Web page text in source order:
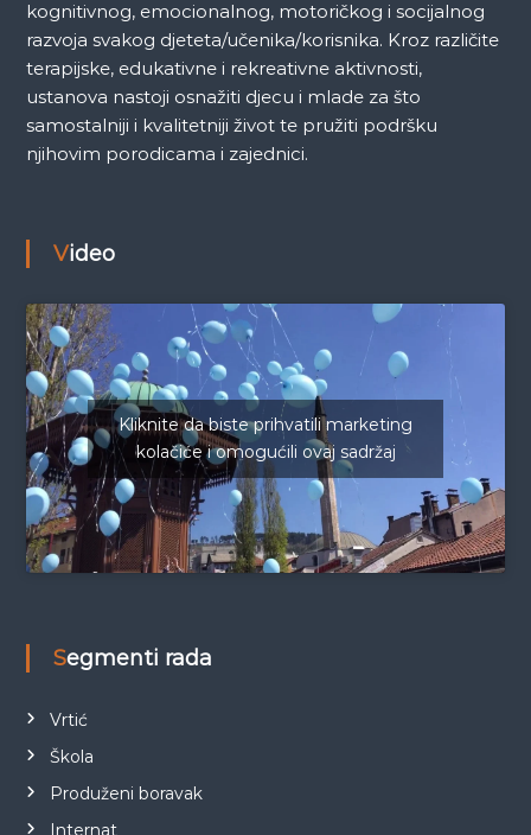
kognitivnog, emocionalnog, motoričkog i socijalnog
razvoja svakog djeteta/učenika/korisnika. Kroz različite
terapijske, edukativne i rekreativne aktivnosti,
ustanova nastoji osnažiti djecu i mlade za što
samostalniji i kvalitetniji život te pružiti podršku
njihovim porodicama i zajednici.
Video
Kliknite da biste prihvatili marketing
kolačiće i omogućili ovaj sadržaj
Segmenti rada
Vrtić
Škola
Produženi boravak
Internat